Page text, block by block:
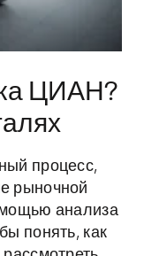
ЦИАН?
процесс,
рыночной
анализа
понять, как